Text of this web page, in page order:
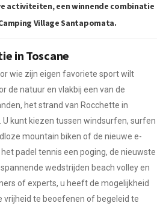
activiteiten, een winnende combinatie
Village Santapomata.
in Toscane
wie zijn eigen favoriete sport wilt
de natuur en vlakbij een van de
het strand van Rocchette in
U kunt kiezen tussen windsurfen, surfen
mountain biken of de nieuwe e-
padel tennis een poging, de nieuwste
wedstrijden beach volley en
of experts, u heeft de mogelijkheid
vrijheid te beoefenen of begeleid te